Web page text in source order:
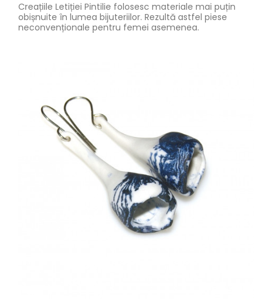
Creațiile Letiției Pintilie folosesc materiale mai puțin
obișnuite în lumea bijuteriilor. Rezultă astfel piese
neconvenționale pentru femei asemenea.